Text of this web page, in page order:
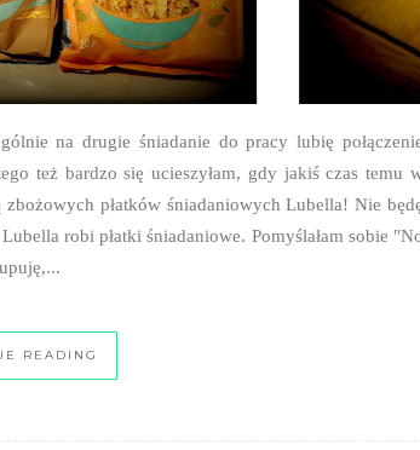
READING